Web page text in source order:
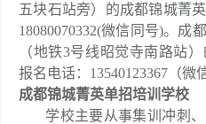
五块石站旁）的成都锦城菁
18080070332(微信同号)。成
（地铁3号线昭觉寺南路站
报名电话：13540123367（微
成都锦城菁英单招培训学校
学校主要从事集训冲刺、